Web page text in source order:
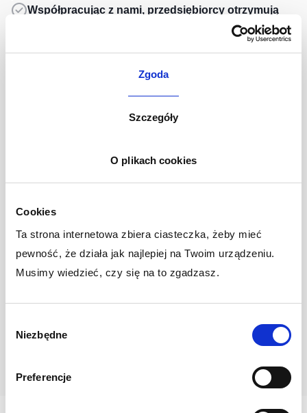
Zgoda
Szczegóły
O plikach cookies
Cookies
Ta strona internetowa zbiera ciasteczka, żeby mieć
pewność, że działa jak najlepiej na Twoim urządzeniu.
Musimy wiedzieć, czy się na to zgadzasz.
zgody
Niezbędne
Preferencje
Współpracując z nami, przedsiębiorcy otrzymują
– doradztwo podatkowe,
rachunkowość i obsługa prawna są prowadzone w
Doradzamy firmom w oparciu o ponad 25 lat
Zapewniamy bezpośredni kontakt z doradcą
przegląd przepływów finansowych.
i głównego księgowego,rozumiemy rzeczywiste
potrzeby biznesu – nie tylko przepisy.
Zakres usług można elastycznie rozszerzyć
w innych obszarach – prawnych, kadrowych lub